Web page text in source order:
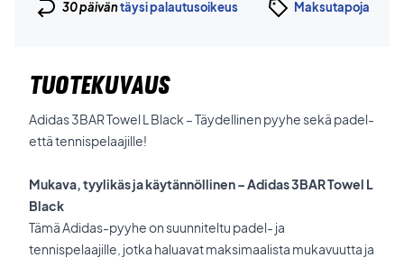
30 päiväntäysi palautusoikeus Maksutapoja
TUOTEKUVAUS
Adidas 3BAR Towel L Black – Täydellinen pyyhe sekä padel-
että tennispelaajille!
Mukava, tyylikäs ja käytännöllinen – Adidas 3BAR Towel L
Black
Tämä Adidas-pyyhe on suunniteltu padel- ja
tennispelaajille, jotka haluavat maksimaalista mukavuutta ja